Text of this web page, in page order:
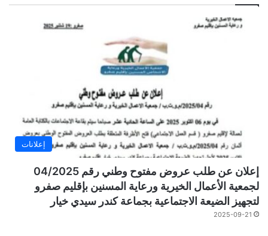
إعلانات
إعلان عن طلب عروض مفتوح وطني رقم 04/2025
لجمعية الأعمال الخيرية ورعاية المسنين بإقليم صفرو
لتجهيز الضيعة الاجتماعية بجماعة كندر سيدي خيار
2025-09-21